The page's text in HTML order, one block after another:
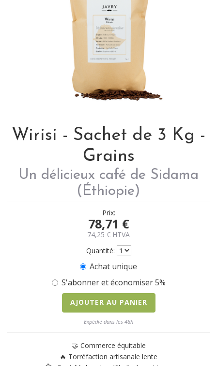
Wirisi - Sachet de 3 Kg -
Grains
Un délicieux café de Sidama
(Éthiopie)
Prix:
78,71 €
74,25 € HTVA
Quantité:
Achat unique
S'abonner et économiser 5%
AJOUTER AU PANIER
Expédié dans les 48h
🤝 Commerce équitable
🔥 Torréfaction artisanale lente